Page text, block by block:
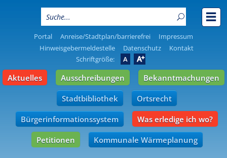
Portal Anreise/Stadtplan/barrierefrei
Impressum
Hinweisgebermeldestelle
Datenschutz
Kontakt
Schriftgröße:
A A
Aktuelles Ausschreibungen Bekanntmachungen
Stadtbibliothek Ortsrecht
Bürgerinformationssystem Was erledige ich wo?
Petitionen Kommunale Wärmeplanung